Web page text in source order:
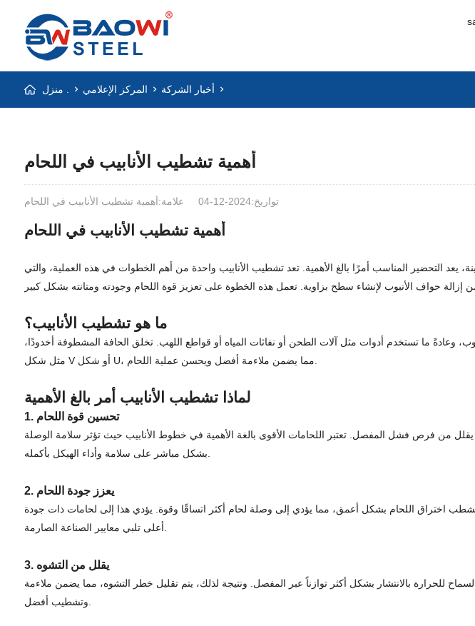
المركز الإعلامي أخبار الشركة
أهمية تشطيب الأنابيب في اللحام
تواريخ:2024-12-04 علامة:أهمية تشطيب الأنابيب في اللحام
أهمية تشطيب الأنابيب في اللحام
يعد التحضير المناسب أمرًا بالغ الأهمية. تعد تشطيب الأنابيب واحدة من أهم الخطوات في هذه العملية، والتي
ما هو تشطيب الأنابيب؟
وعادةً ما تستخدم أدوات مثل آلات الطحن أو نفاثات المياه أو قواطع اللهب. تخلق الحافة المشطوفة أخدودًا،
لماذا تشطيب الأنابيب أمر بالغ الأهمية
1. تحسين قوة اللحام
من فرص فشل المفصل. تعتبر اللحامات الأقوى بالغة الأهمية في خطوط الأنابيب حيث تؤثر سلامة الوصلة
2. يعزز جودة اللحام
الشطب اختراق اللحام بشكل أعمق، مما يؤدي إلى وصلة لحام أكثر اتساقًا وقوة. يؤدي هذا إلى لحامات ذات جودة
3. يقلل من التشوه
للحرارة بالانتشار بشكل أكثر توازناً عبر المفصل. ونتيجة لذلك، يتم تقليل خطر التشوه، مما يضمن ملاءمة